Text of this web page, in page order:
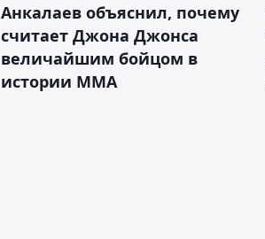
Анкалаев объяснил, почему
считает Джона Джонса
величайшим бойцом в
истории ММА